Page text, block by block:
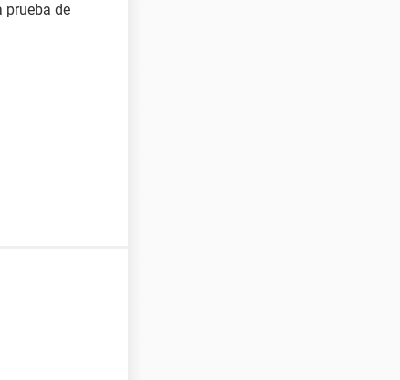
prueba de